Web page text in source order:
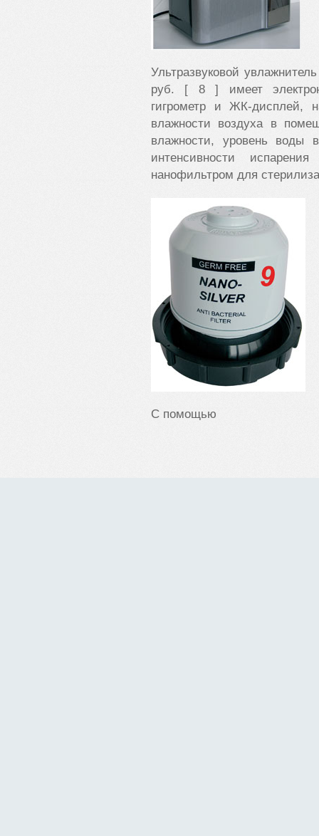
Ультразвуковой
руб. [ 8 ] имеет
гигрометр и ЖК-дисплей,
влажности воздуха в
влажности, уровень воды
интенсивности
нанофильтром для
С помощью